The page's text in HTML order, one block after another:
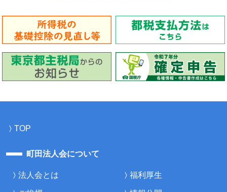
TOP
町田法人会について
法人会とは 福利厚生